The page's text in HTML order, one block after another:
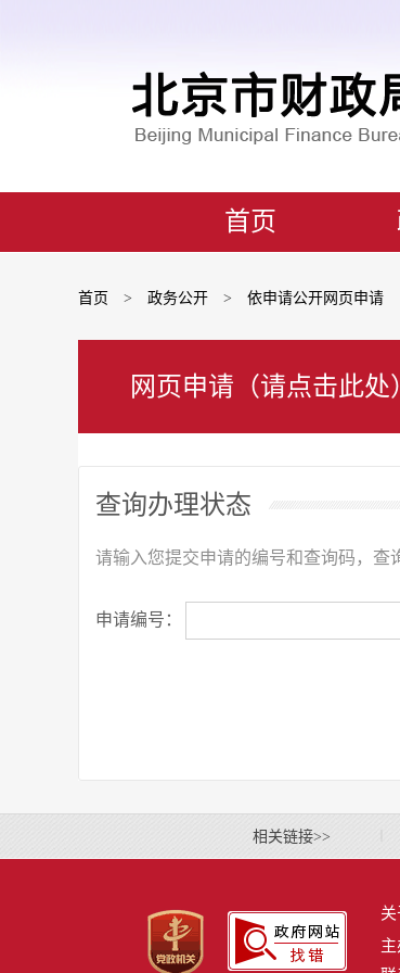
首页
首页 > 政务公开 > 依申请公开网页申请
网页申请（请点击此处
查询办理状态
请输入您提交申请的编号和查询码，查
申请编号：
相关链接>>
关